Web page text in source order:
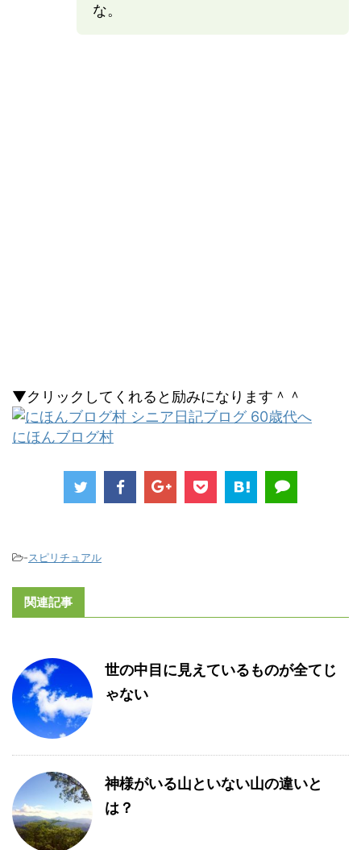
な。
▼クリックしてくれると励みになります＾＾
にほんブログ村
-スピリチュアル
関連記事
世の中目に見えているものが全てじ
ゃない
神様がいる山といない山の違いと
は？